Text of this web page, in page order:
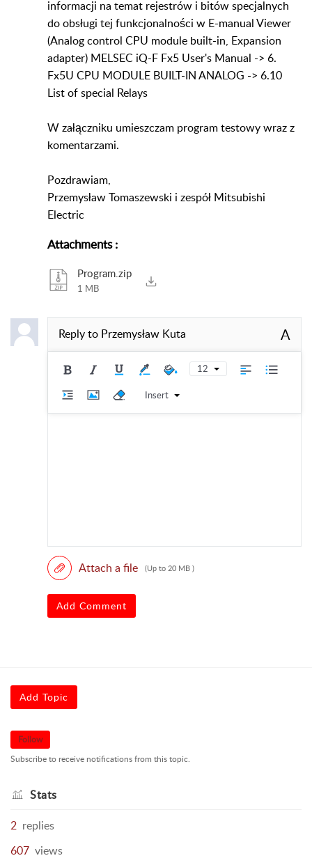
informacji na temat rejestrów i bitów specjalnych
do obsługi tej funkcjonalności w E-manual Viewer
(Analog control CPU module built-in, Expansion
adapter) MELSEC iQ-F Fx5 User's Manual -> 6.
Fx5U CPU MODULE BUILT-IN ANALOG -> 6.10
List of special Relays
W załączniku umieszczam program testowy wraz z
komentarzami.
Pozdrawiam,
Przemysław Tomaszewski i zespół Mitsubishi
Electric
Attachments:
Program.zip
1 MB
Reply to Przemysław Kuta A
12
Insert
Attach a file (Up to 20 MB )
Add Comment
Add Topic
Follow
Subscribe to receive notifications from this topic.
Stats
2 replies
607 views